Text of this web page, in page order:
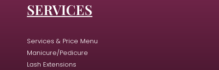
SERVICES
Services & Price Menu
Manicure/Pedicure
Lash Extensions